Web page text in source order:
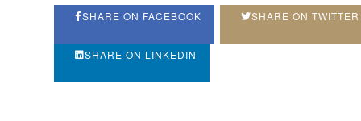
SHARE ON FACEBOOK SHARE ON TWITTER
SHARE ON LINKEDIN